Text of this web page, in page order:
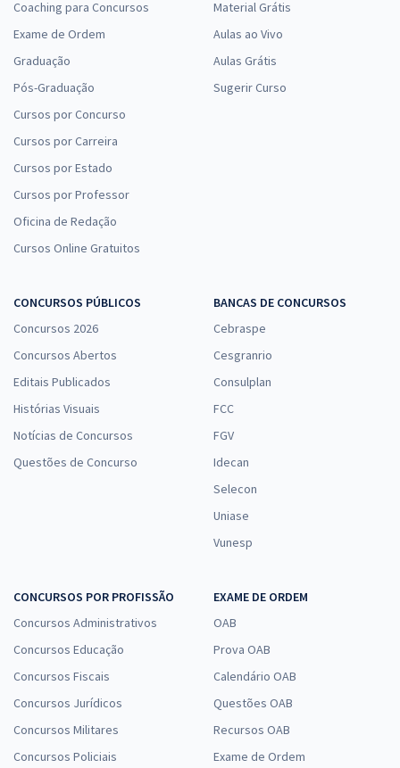
Coaching para Concursos
Exame de Ordem
Graduação
Pós-Graduação
Cursos por Concurso
Cursos por Carreira
Cursos por Estado
Cursos por Professor
Oficina de Redação
Cursos Online Gratuitos
Material Grátis
Aulas ao Vivo
Aulas Grátis
Sugerir Curso
CONCURSOS PÚBLICOS
Concursos 2026
Concursos Abertos
Editais Publicados
Histórias Visuais
Notícias de Concursos
Questões de Concurso
BANCAS DE CONCURSOS
Cebraspe
Cesgranrio
Consulplan
FCC
FGV
Idecan
Selecon
Uniase
Vunesp
CONCURSOS POR PROFISSÃO
Concursos Administrativos
Concursos Educação
Concursos Fiscais
Concursos Jurídicos
Concursos Militares
Concursos Policiais
EXAME DE ORDEM
OAB
Prova OAB
Calendário OAB
Questões OAB
Recursos OAB
Exame de Ordem